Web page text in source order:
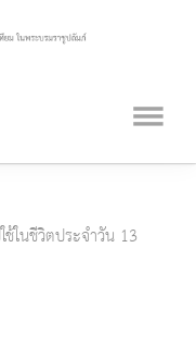
ช้ในชีวิตประจำวัน 13